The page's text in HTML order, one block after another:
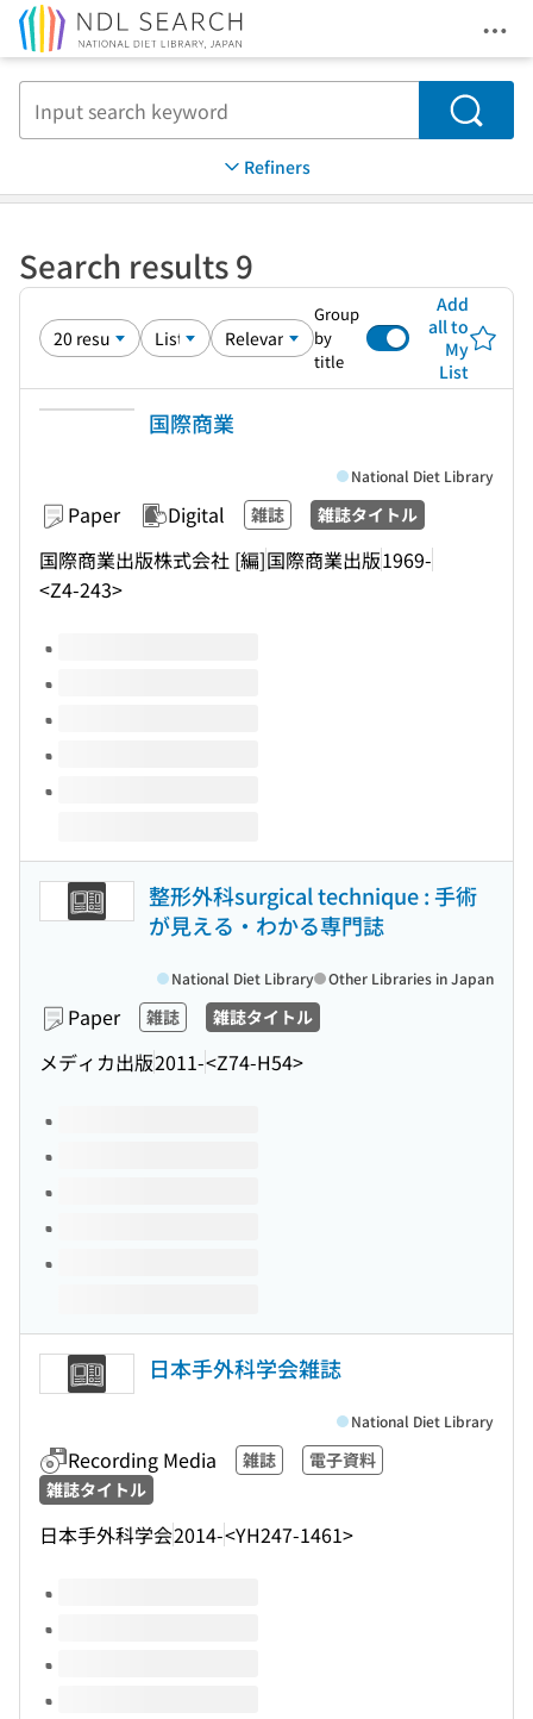
Search
Refiners
Search results 9
Group
by
title
Add
all to
My
List
国際商業
Paper Digital 雑誌 雑誌タイトル
国際商業出版株式会社 [編]国際商業出版1969-
<Z4-243>
National Diet Library
Volumes of this title
整形外科surgical technique : 手術
が見える・わかる専門誌
Paper 雑誌 雑誌タイトル
メディカ出版2011-<Z74-H54>
National Diet Library Other Libraries in Japan
Volumes of this title
日本手外科学会雑誌
Recording Media 雑誌
電子資料
雑誌タイトル
日本手外科学会2014-<YH247-1461>
National Diet Library
Volumes of this title